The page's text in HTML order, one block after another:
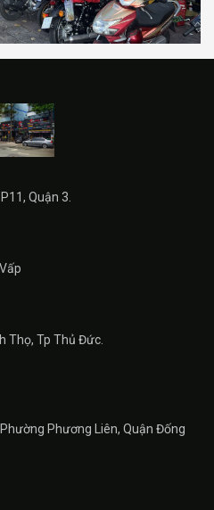
Quận 3.
Thọ, Tp Thủ Đức.
Phương Liên, Quận Đống